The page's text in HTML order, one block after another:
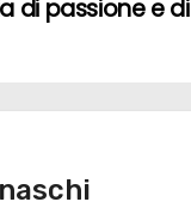
di passione e di